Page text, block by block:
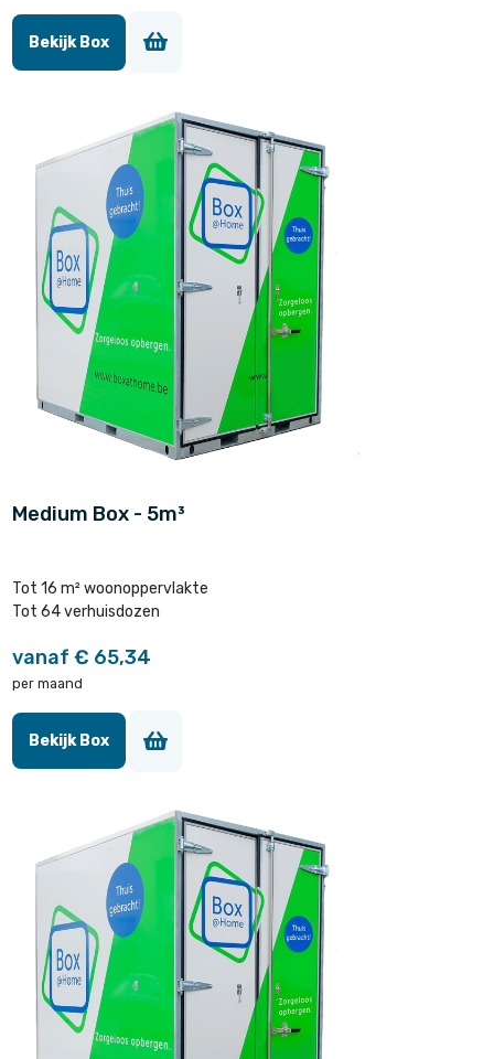
Bekijk Box
Medium Box - 5m³
Tot 16 m² woonoppervlakte
Tot 64 verhuisdozen
vanaf € 65,34
per maand
Bekijk Box